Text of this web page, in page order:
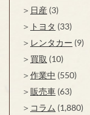
日産 (3)
トヨタ (33)
レンタカー (9)
買取 (10)
作業中 (550)
販売車 (63)
コラム (1,880)